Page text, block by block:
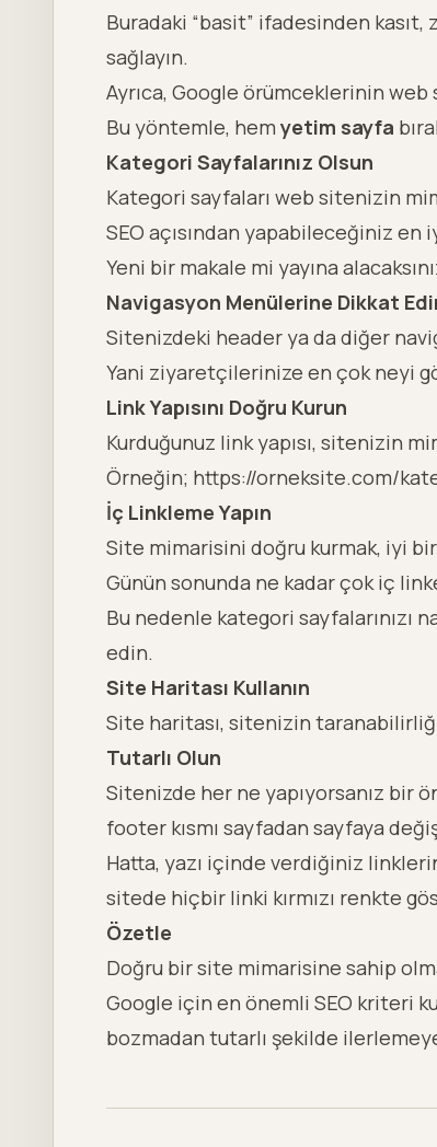
Buradaki “basit” ifadesinden
sağlayın.
Ayrıca, Google örümceklerinin
Bu yöntemle, hem yetim sayfa
Kategori Sayfalarınız Olsun
Kategori sayfaları web sitenizin
SEO açısından yapabileceğiniz
Yeni bir makale mi yayına
Navigasyon Menülerine Dikkat
Sitenizdeki header ya da diğer
Yani ziyaretçilerinize en çok neyi
Link Yapısını Doğru Kurun
Kurduğunuz link yapısı, sitenizin
Örneğin; https://orneksite.com/
İç Linkleme Yapın
Site mimarisini doğru kurmak, iyi
Günün sonunda ne kadar çok iç
Bu nedenle kategori sayfalarınızı
edin.
Site Haritası Kullanın
Site haritası, sitenizin
Tutarlı Olun
Sitenizde her ne yapıyorsanız bir
footer kısmı sayfadan sayfaya
Hatta, yazı içinde verdiğiniz
sitede hiçbir linki kırmızı renkte
Özetle
Doğru bir site mimarisine sahip
Google için en önemli SEO kriteri
bozmadan tutarlı şekilde